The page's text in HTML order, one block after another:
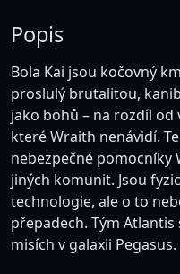
Popis
Bola Kai jsou kočovný
proslulý brutalitou,
jako bohů – na rozdíl
které Wraith nenávidí.
nebezpečné pomocníky
jiných komunit. Jsou
technologie, ale o to
přepadech. Tým
misích v galaxii Pegasus.